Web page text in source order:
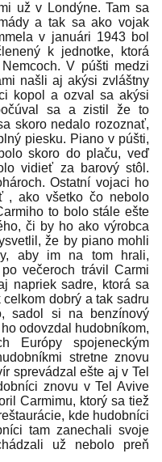
už v Londýne. Tam sa
a tak sa ako vojak
v januári 1943 bol
k jednotke, ktorá
V púšti medzi
našli aj akýsi zvláštny
kopol a ozval sa akýsi
sa a zistil že to
skoro nedalo rozoznať,
piesku. Piano v púšti,
skoro do plaču, veď
vidieť za barový stôl.
Ostatní vojaci ho
, ako všetko čo nebolo
to bolo stále ešte
či by ho ako výrobca
že by piano mohli
aby im na tom hrali,
večeroch trávil Carmi
napriek sadre, ktorá sa
dobrý a tak sadru
si na benzínový
odovzdal hudobníkom,
Európy spojeneckým
stretne znovu
sprevádzal ešte aj v Tel
znovu v Tel Avive
Carmimu, ktorý sa tiež
kde hudobníci
tam zanechali svoje
už nebolo preň